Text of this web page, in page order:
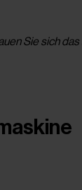
Sie sich das